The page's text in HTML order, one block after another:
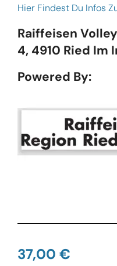
Hier Findest Du Infos
Raiffeisen
4, 4910 Ried Im
Powered By:
37,00 €